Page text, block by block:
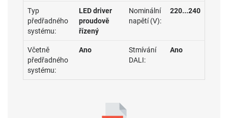
Typ
předřadného
systému:
LED driver
proudově
řízený
Nominální
napětí (V):
220...240
Včetně
předřadného
systému:
Ano
Stmívání
DALI:
Ano